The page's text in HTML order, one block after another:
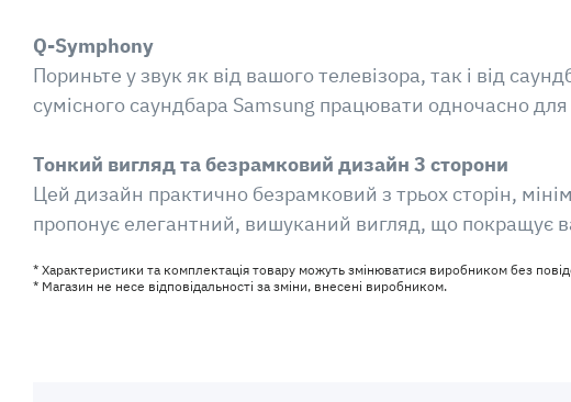
Q-Symphony
Пориньте у звук як від вашого телевізора, так і від
сумісного саундбара Samsung працювати одночасно
Тонкий вигляд та безрамковий дизайн 3 сторони
Цей дизайн практично безрамковий з трьох сторін,
пропонує елегантний, вишуканий вигляд, що покращує
* Характеристики та комплектація товару можуть змінюватися виробником без
* Магазин не несе відповідальності за зміни, внесені виробником.